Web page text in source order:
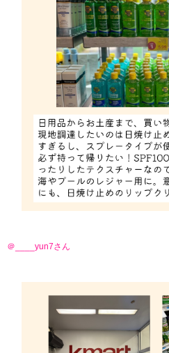
＠____yun7さん